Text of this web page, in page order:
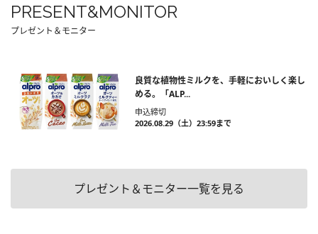
PRESENT&MONITOR
プレゼント＆モニター
良質な植物性ミルクを、手軽においしく楽し
める。「ALP...
申込締切
2026.08.29（土）23:59まで
プレゼント＆モニター一覧を見る